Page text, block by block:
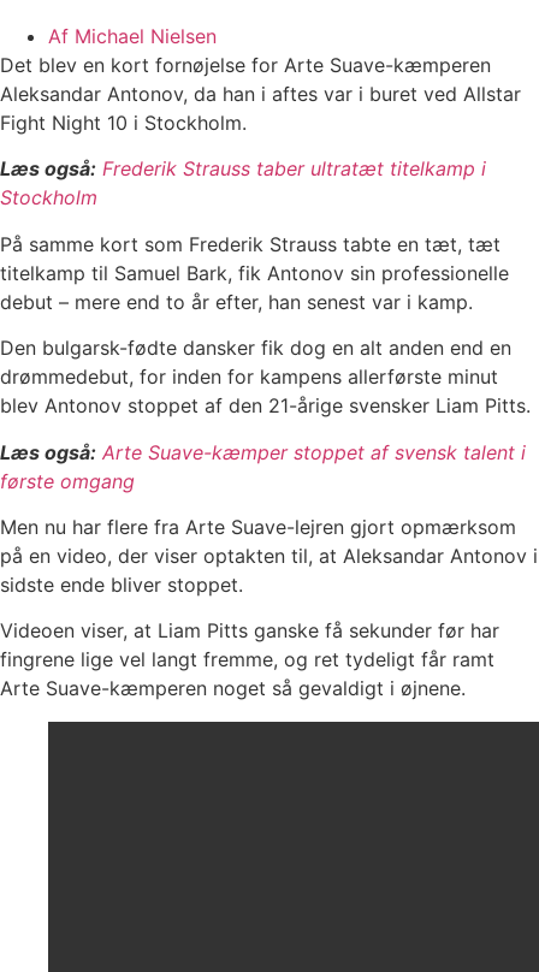
Af Michael Nielsen
Det blev en kort fornøjelse for Arte Suave-kæmperen
Aleksandar Antonov, da han i aftes var i buret ved Allstar
Fight Night 10 i Stockholm.
Læs også: Frederik Strauss taber ultratæt titelkamp i
Stockholm
På samme kort som Frederik Strauss tabte en tæt, tæt
titelkamp til Samuel Bark, fik Antonov sin professionelle
debut – mere end to år efter, han senest var i kamp.
Den bulgarsk-fødte dansker fik dog en alt anden end en
drømmedebut, for inden for kampens allerførste minut
blev Antonov stoppet af den 21-årige svensker Liam Pitts.
Læs også: Arte Suave-kæmper stoppet af svensk talent i
første omgang
Men nu har flere fra Arte Suave-lejren gjort opmærksom
på en video, der viser optakten til, at Aleksandar Antonov i
sidste ende bliver stoppet.
Videoen viser, at Liam Pitts ganske få sekunder før har
fingrene lige vel langt fremme, og ret tydeligt får ramt
Arte Suave-kæmperen noget så gevaldigt i øjnene.